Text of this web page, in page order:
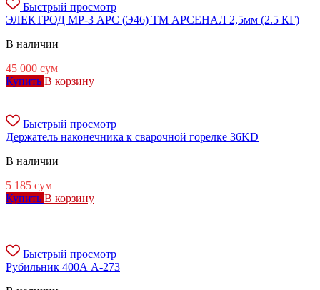
Быстрый просмотр
ЭЛЕКТРОД МР-3 АРС (Э46) ТМ АРСЕНАЛ 2,5мм (2.5 КГ)
В наличии
45 000 сум
Купить В корзину
Быстрый просмотр
Держатель наконечника к сварочной горелке 36KD
В наличии
5 185 сум
Купить В корзину
Быстрый просмотр
Рубильник 400А А-273